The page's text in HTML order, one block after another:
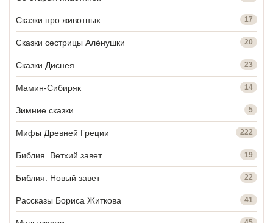
Сказки про животных 17
Сказки сестрицы Алёнушки 20
Сказки Диснея 23
Мамин-Сибиряк 14
Зимние сказки 5
Мифы Древней Греции 222
Библия. Ветхий завет 19
Библия. Новый завет 22
Рассказы Бориса Житкова 41